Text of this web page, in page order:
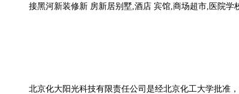
接黑河新装修新 房新居别墅,酒店 宾馆,商场超市,医院学
北京化大阳光科技有限责任公司是经北京化工大学批准